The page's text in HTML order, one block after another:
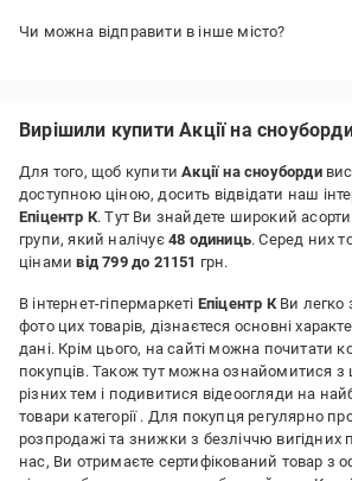
Чи можна відправити в інше місто?
Вирішили купити Акції на
Для того, щоб купитиАкції на сноуборди
доступною ціною, досить відвідати наш
Епіцентр К. Тут Ви знайдете широкий
групи, який налічує 48 одиниць. Серед них
цінамивід 799 до 21151 грн.
В інтернет-гіпермаркеті Епіцентр КВи легко
фото цих товарів, дізнаєтеся основні
дані. Крім цього, на сайті можна почитати
покупців. Також тут можна ознайомитися з
різних тем і подивитися відеоогляди на
товари категорії . Для покупця регулярно
розпродажі та знижки з безліччю вигідних
нас, Ви отримаєте сертифікований товар з